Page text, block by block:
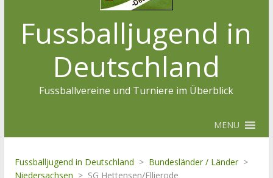
Fussballjugend in
Deutschland
Fussballvereine und Turniere im Überblick
MENU
Fussballjugend in Deutschland > Bundesländer / Länder >
Niedersachsen > SG Hettensen/Ellierode